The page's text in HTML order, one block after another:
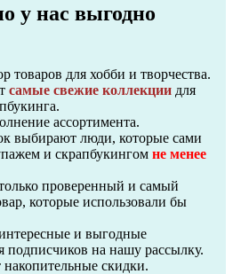
у нас выгодно
для хобби и творчества.
самые свежие коллекции для
ассортимента.
выбирают люди, которые сами
и скрапбукингом не менее
проверенный и самый
которые использовали бы
и выгодные
подписчиков на нашу рассылку.
скидки.